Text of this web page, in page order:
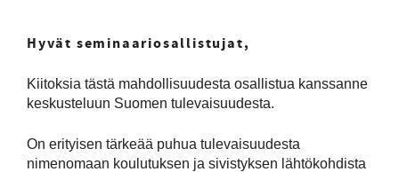
Hyvät seminaariosallistujat,
Kiitoksia tästä mahdollisuudesta osallistua kanssanne
keskusteluun Suomen tulevaisuudesta.
On erityisen tärkeää puhua tulevaisuudesta
nimenomaan koulutuksen ja sivistyksen lähtökohdista